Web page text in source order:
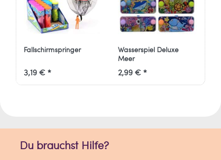
Fallschirmspringer
3,19 € *
Wasserspiel Deluxe
Meer
2,99 € *
Du brauchst Hilfe?